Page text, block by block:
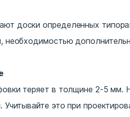
доски определенных
необходимостью
теряет в толщине 2-5
это при